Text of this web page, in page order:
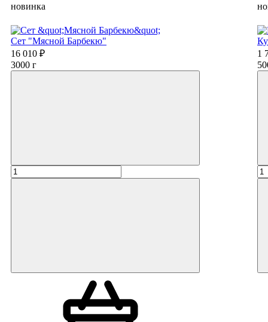
новинка
Сет "Мясной Барбекю"
16 010 ₽
3000 г
1